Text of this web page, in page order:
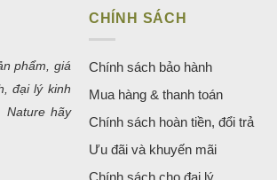
phẩm, giá
đại lý kinh
Nature hãy
CHÍNH SÁCH
Chính sách bảo hành
Mua hàng & thanh toán
Chính sách hoàn tiền, đổi trả
Ưu đãi và khuyến mãi